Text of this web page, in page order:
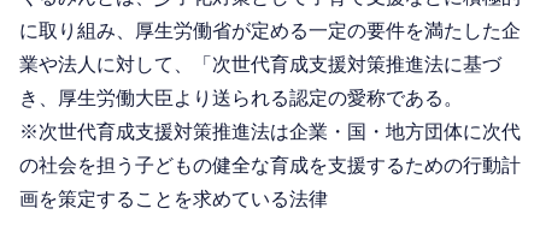
に取り組み、厚生労働省が定める一定の要件を満たした企
業や法人に対して、「次世代育成支援対策推進法に基づ
き、厚生労働大臣より送られる認定の愛称である。
※次世代育成支援対策推進法は企業・国・地方団体に次代
の社会を担う子どもの健全な育成を支援するための行動計
画を策定することを求めている法律